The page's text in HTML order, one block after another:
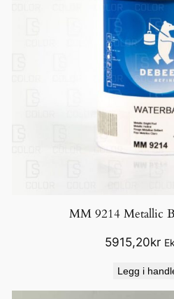
MM 9214 Metallic
5915,20kr
Legg i